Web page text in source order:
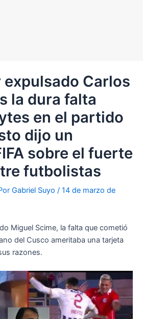
expulsado Carlos
la dura falta
en el partido
dijo un
sobre el fuerte
futbolistas
Gabriel Suyo / 14 de marzo de
Miguel Scime, la falta que cometió
del Cusco ameritaba una tarjeta
razones.